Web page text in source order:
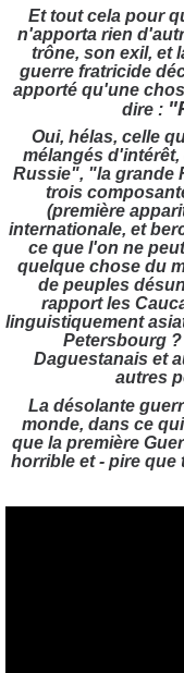
Et tout cela pour
n'apporta rien
trône, son exil, et
guerre fratricide
apporté qu'une
dire :
Oui, hélas, celle
mélangés
Russie", "la grande
trois
(première
internationale, et
ce que l'on ne
quelque chose du
de peuples
rapport les
linguistiquement
Petersbourg
Daguestanais et
autres
La désolante
monde, dans ce
que la première
horrible et - pire que